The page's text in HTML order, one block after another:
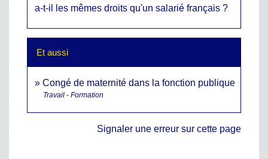
a-t-il les mêmes droits qu'un salarié français ?
Et aussi
Congé de maternité dans la fonction publique
Travail - Formation
Signaler une erreur sur cette page